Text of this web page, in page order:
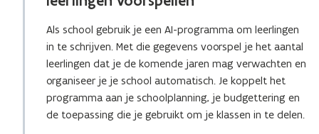
Als school gebruik je een AI-programma om leerlingen
in te schrijven. Met die gegevens voorspel je het aantal
leerlingen dat je de komende jaren mag verwachten en
organiseer je je school automatisch. Je koppelt het
programma aan je schoolplanning, je budgettering en
de toepassing die je gebruikt om je klassen in te delen.